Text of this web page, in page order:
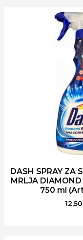
DASH SPRAY ZA
MRLJA
750 ml
12,50